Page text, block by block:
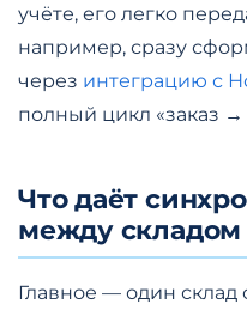
учёте, его легко
например, сразу
через интеграцию с
полный цикл «заказ →
Что даёт
между
Главное — один